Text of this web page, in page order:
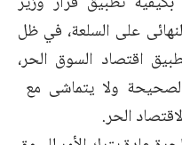
على السلعة، في ظل
اقتصاد السوق الحر،
ولا يتماشى مع
الحر.